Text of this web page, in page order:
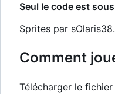
Seul le code est
Sprites par sOlaris38.
Comment
Télécharger le